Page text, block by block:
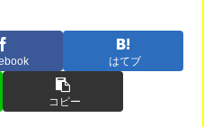
はてブ
コピー